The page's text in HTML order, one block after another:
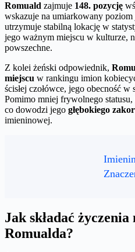
Romuald zajmuje 148. pozycję
wskazuje na umiarkowany
utrzymuje stabilną lokację w
jego ważnym miejscu w kulturze,
powszechne.
Z kolei żeński odpowiednik,
miejscu w rankingu imion
ścisłej czołówce, jego obecność
Pomimo mniej frywolnego statusu,
co dowodzi jego głębokiego
imieninowej.
Jak składać
Romualda?